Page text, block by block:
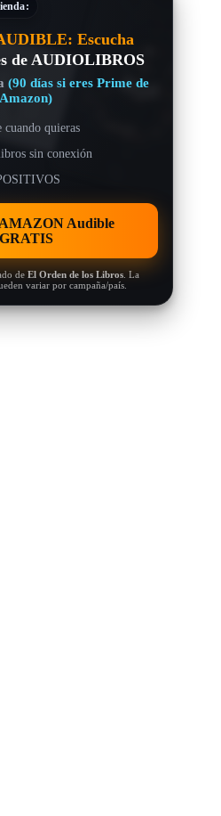
Escucha
de AUDIOLIBROS
(90 días si eres Prime de
Amazon)
quieras
sin conexión
Audible
GRATIS
deEl Orden de los Libros. La
variar por campaña/país.